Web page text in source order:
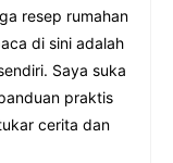
resep rumahan
di sini adalah
Saya suka
praktis
cerita dan